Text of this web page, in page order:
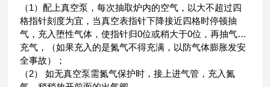
（1）配上真空泵，每次抽取炉内的空气，以大不超过四
格指针刻度为宜，当真空表指针下降接近四格时停顿抽
气，充入堕性气体，使指针归0位或稍大于0位，再抽气…
充气，（如果充入的是氮气不得充满，以防气体膨胀发安
全事故）；
（2） 如无真空泵需氮气保护时，接上进气管，充入氮